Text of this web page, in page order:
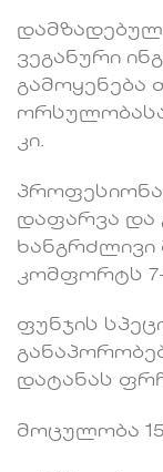
ვეგანური
გამოყენება
კი.
დაფარვა და
ხანგრძლივი
კომფორტს
ფუნჯის
დატანას
მოცულობა